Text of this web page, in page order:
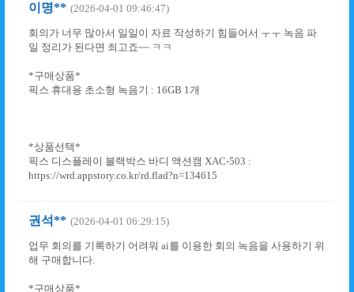
이명** (2026-04-01 09:46:47)
회의가 너무 많아서 일일이 자료 작성하기 힘들어서 ㅜㅜ 녹음 파
일 정리가 된다면 최고죠~~ ㅋㅋ
*구매상품*
픽스 휴대용 초소형 녹음기 : 16GB 1개
*상품선택*
픽스 디스플레이 블랙박스 바디 액션캠 XAC-503 :
https://wrd.appstory.co.kr/rd.flad?n=134615
권석** (2026-04-01 06:29:15)
업무 회의를 기록하기 어려워 ai를 이용한 회의 녹음을 사용하기 위
해 구매합니다.
*구매상품*